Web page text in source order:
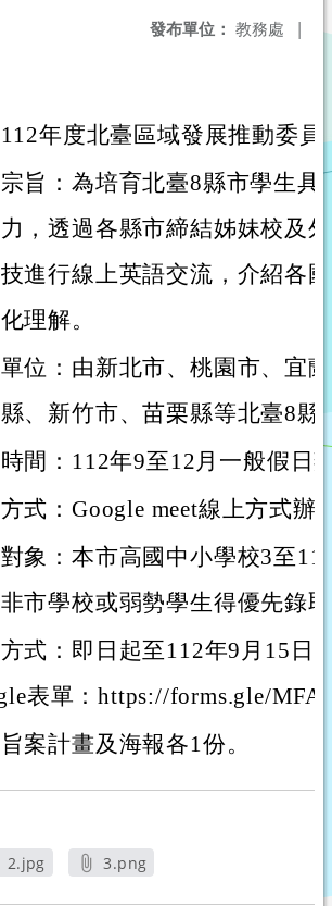
發布單位： 教務處 |
年度北臺區域發展推動委
旨：為培育北臺8縣市學生具
，透過各縣市締結姊妹校及
進行線上英語交流，介紹各
理解。
位：由新北市、桃園市、宜
、新竹市、苗栗縣等北臺8縣
間：112年9至12月一般假日
式：Google meet線上方式辦
象：本市高國中小學校3至
市學校或弱勢學生得優先錄
式：即日起至112年9月15日
表單：https://forms.gle/
案計畫及海報各1份。
2.jpg
3.png